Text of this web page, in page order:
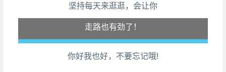
坚持每天来逛逛，会让你
心情也舒畅了！
走路也有劲了！
腿也不痛了！
你好我也好，不要忘记哦!